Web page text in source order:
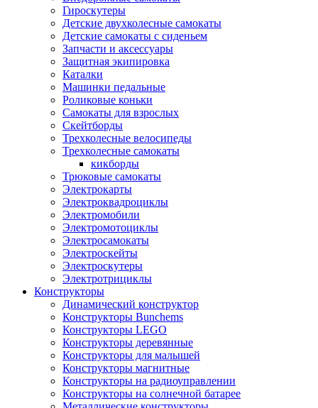
Гироскутеры
Детские двухколесные самокаты
Детские самокаты с сиденьем
Запчасти и аксессуары
Защитная экипировка
Каталки
Машинки педальные
Роликовые коньки
Самокаты для взрослых
Скейтборды
Трехколесные велосипеды
Трехколесные самокаты
кикборды
Трюковые самокаты
Электрокарты
Электроквадроциклы
Электромобили
Электромотоциклы
Электросамокаты
Электроскейты
Электроскутеры
Электротрициклы
Конструкторы
Динамический конструктор
Конструкторы Bunchems
Конструкторы LEGO
Конструкторы деревянные
Конструкторы для малышей
Конструкторы магнитные
Конструкторы на радиоуправлении
Конструкторы на солнечной батарее